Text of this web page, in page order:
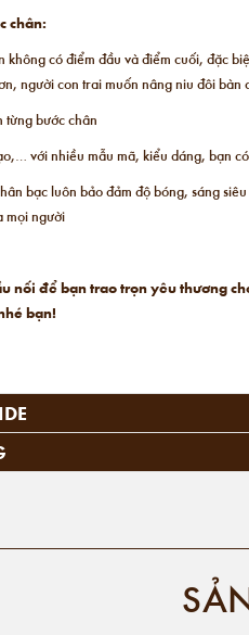
chân:
không có điểm đầu và điểm cuối, đặc
người con trai muốn nâng niu đôi
từng bước chân
với nhiều mẫu mã, kiểu dáng, bạn
bạc luôn bảo đảm độ bóng, sáng
mọi người
nối để bạn trao trọn yêu
bạn!